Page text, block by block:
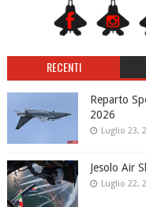
RECENTI
Reparto
2026
Luglio 23,
Jesolo Air
Luglio 22,